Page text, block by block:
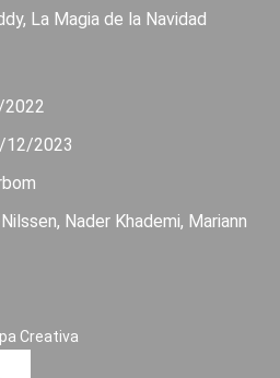
La Magia de la Navidad
12/2023
Nader Khademi, Mariann
Creativa